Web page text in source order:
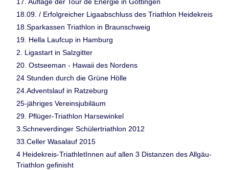
17. Auflage der Tour de Energie in Göttingen
18.09. / Erfolgreicher Ligaabschluss des Triathlon Heidekreis
18.Sparkassen Triathlon in Braunschweig
19. Hella Laufcup in Hamburg
2. Ligastart in Salzgitter
20. Ostseeman - Hawaii des Nordens
24 Stunden durch die Grüne Hölle
24.Adventslauf in Ratzeburg
25-jähriges Vereinsjubiläum
29. Pflüger-Triathlon Harsewinkel
3.Schneverdinger Schülertriathlon 2012
33.Celler Wasalauf 2015
4 Heidekreis-TriathletInnen auf allen 3 Distanzen des Allgäu-
Triathlon gefinisht